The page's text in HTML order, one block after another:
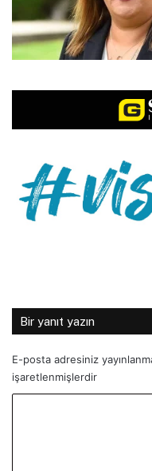
Bir yanıt yazın
E-posta adresiniz
işaretlenmişlerdir